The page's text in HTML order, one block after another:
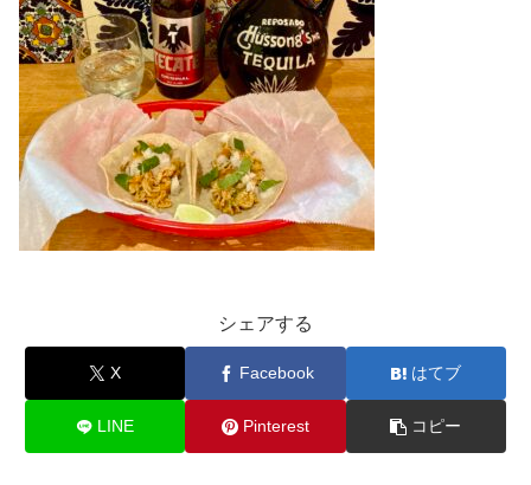
シェアする
X Facebook はてブ
LINE Pinterest コピー